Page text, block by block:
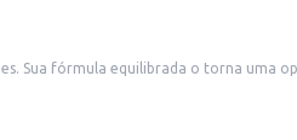
Sua fórmula equilibrada o torna uma